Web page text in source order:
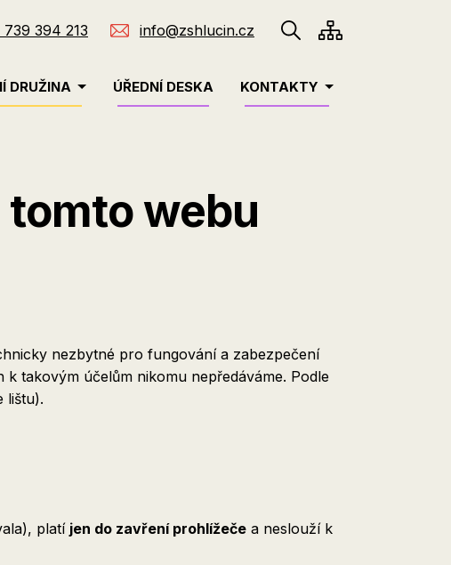
394 213 info@zshlucin.cz
DRUŽINA ÚŘEDNÍ DESKA KONTAKTY
tomto webu
nezbytné pro fungování a zabezpečení
takovým účelům nikomu nepředáváme. Podle
lištu).
platí jen do zavření prohlížeče a neslouží k